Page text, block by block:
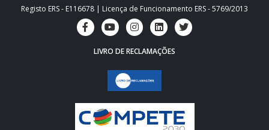
Registo ERS - E116678 | Licença de Funcionamento ERS - 5769/2013
LIVRO DE RECLAMAÇÕES